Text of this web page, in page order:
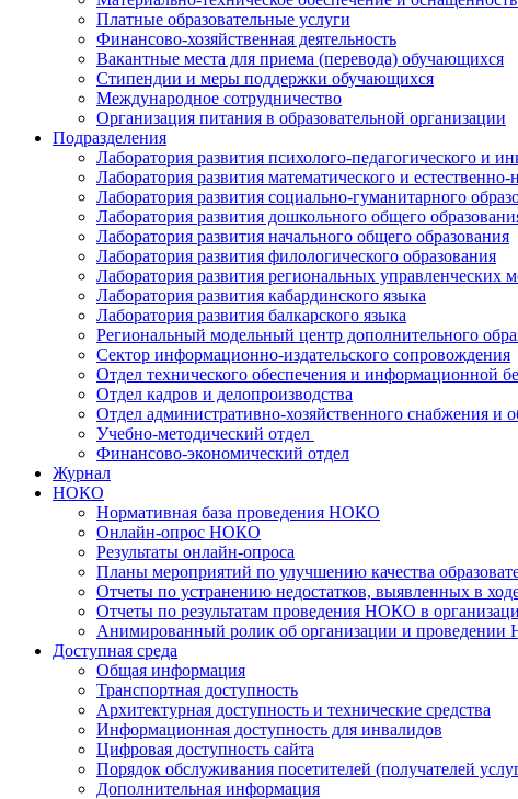
Платные образовательные услуги
Финансово-хозяйственная деятельность
Вакантные места для приема (перевода) обучающихся
Стипендии и меры поддержки обучающихся
Международное сотрудничество
Организация питания в образовательной организации
Подразделения
Лаборатория развития психолого-педагогического и
Лаборатория развития математического и естественно-
Лаборатория развития социально-гуманитарного
Лаборатория развития дошкольного общего
Лаборатория развития начального общего образования
Лаборатория развития филологического образования
Лаборатория развития региональных управленческих
Лаборатория развития кабардинского языка
Лаборатория развития балкарского языка
Региональный модельный центр дополнительного
Сектор информационно-издательского сопровождения
Отдел технического обеспечения и информационной
Отдел кадров и делопроизводства
Отдел административно-хозяйственного снабжения и
Учебно-методический отдел
Финансово-экономический отдел
Журнал
НОКО
Нормативная база проведения НОКО
Онлайн-опрос НОКО
Результаты онлайн-опроса
Планы мероприятий по улучшению качества
Отчеты по устранению недостатков, выявленных в
Отчеты по результатам проведения НОКО в
Анимированный ролик об организации и
Доступная среда
Общая информация
Транспортная доступность
Архитектурная доступность и технические средства
Информационная доступность для инвалидов
Цифровая доступность сайта
Порядок обслуживания посетителей (получателей
Дополнительная информация